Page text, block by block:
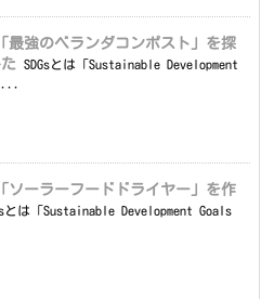
最強のベランダコンポスト」を探
SDGsとは「Sustainable Development
...
ソーラーフードドライヤー」を作
とは「Sustainable Development Goals